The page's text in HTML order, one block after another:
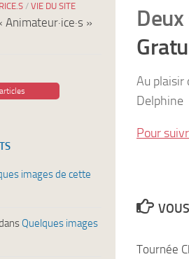
Au plaisir
Delphine
Pour
Tournée
/ VIE DU SITE
»
images de cette
Quelques images